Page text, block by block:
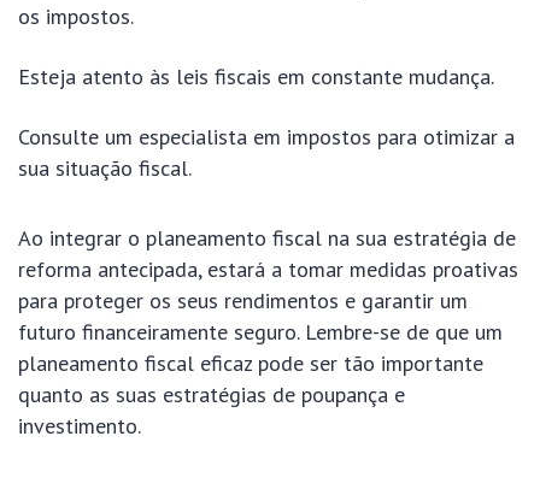
os impostos.
Esteja atento às leis fiscais em constante mudança.
Consulte um especialista em impostos para otimizar a
sua situação fiscal.
Ao integrar o planeamento fiscal na sua estratégia de
reforma antecipada, estará a tomar medidas proativas
para proteger os seus rendimentos e garantir um
futuro financeiramente seguro. Lembre-se de que um
planeamento fiscal eficaz pode ser tão importante
quanto as suas estratégias de poupança e
investimento.